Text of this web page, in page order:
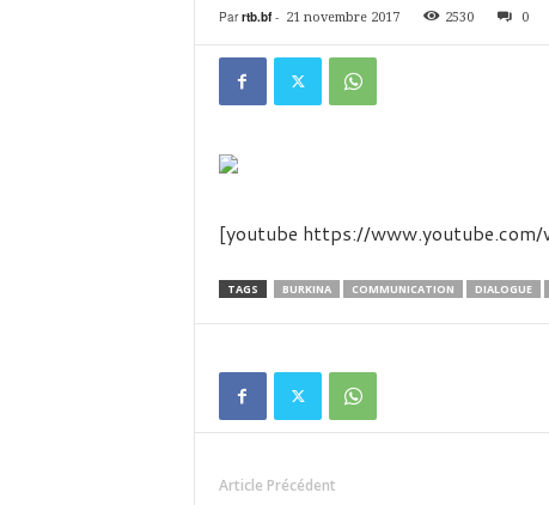
i
i
Par rtb.bf- 21 novembre 2017 2530 0
[youtube https://
TAGS BURKINA COMMUNICATION DIALOGUE
Article Précédent